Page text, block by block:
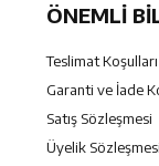
ÖNEMLI
Teslimat Koşulları
Garanti ve İade
Satış Sözleşmesi
Üyelik Sözleşmesi